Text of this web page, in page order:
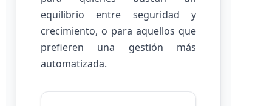
equilibrio entre seguridad y
crecimiento, o para aquellos que
prefieren una gestión más
automatizada.